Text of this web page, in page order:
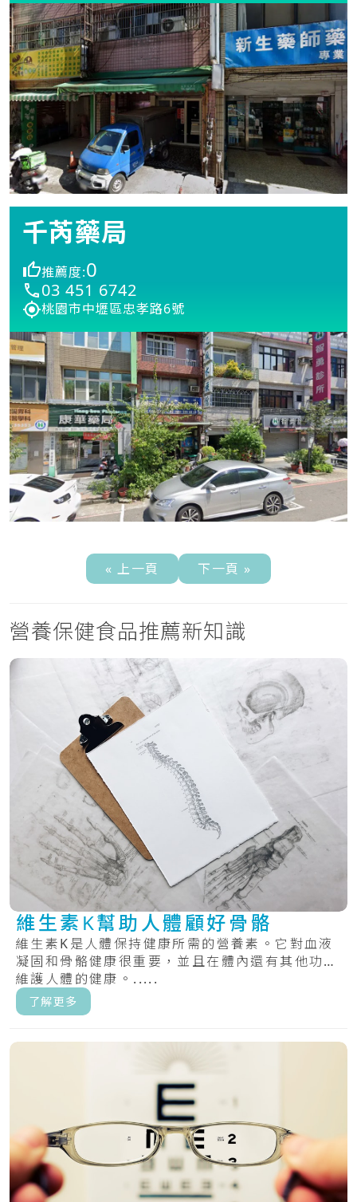
千芮藥局
推薦度:0
03 451 6742
桃園市中壢區忠孝路6號
« 上一頁 下一頁 »
營養保健食品推薦新知識
維生素K幫助人體顧好骨骼
維生素K是人體保持健康所需的營養素。它對血液
凝固和骨骼健康很重要，並且在體內還有其他功能
維護人體的健康。.....
了解更多